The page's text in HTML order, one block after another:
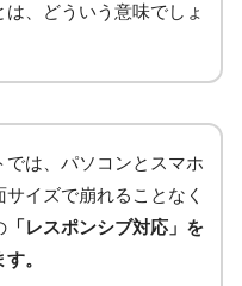
、どういう意味でしょ
では、パソコンとスマホ
イズで崩れることなく
「レスポンシブ対応」を
。